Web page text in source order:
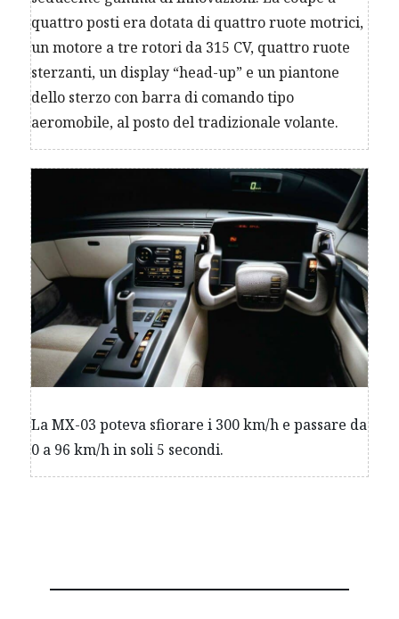
quattro posti era dotata di quattro ruote motrici,
un motore a tre rotori da 315 CV, quattro ruote
sterzanti, un display “head-up” e un piantone
dello sterzo con barra di comando tipo
aeromobile, al posto del tradizionale volante.
La MX-03 poteva sfiorare i 300 km/h e passare da
0 a 96 km/h in soli 5 secondi.